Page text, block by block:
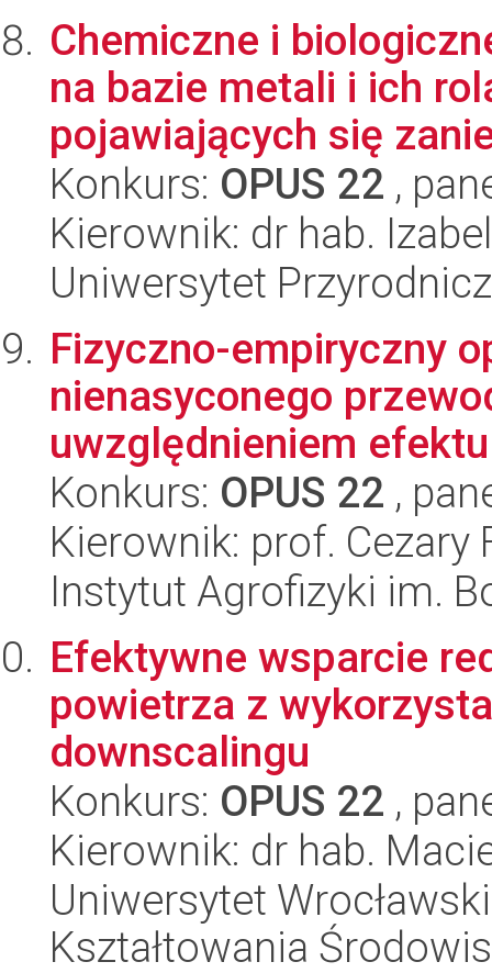
Chemiczne i
na bazie metali i ich
pojawiających się
Konkurs: OPUS 22 ,
Kierownik: dr hab.
Uniwersytet
Fizyczno-empiryczny
nienasyconego
uwzględnieniem
Konkurs: OPUS 22 ,
Kierownik: prof. Cezary
Instytut Agrofizyki im.
Efektywne wsparcie
powietrza z
downscalingu
Konkurs: OPUS 22 ,
Kierownik: dr hab.
Uniwersytet
Kształtowania